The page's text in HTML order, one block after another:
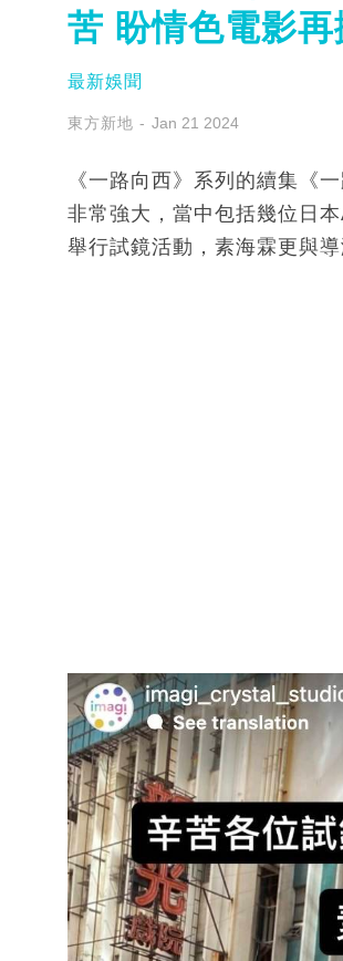
苦 盼情色電影再
最新娛聞
東方新地 Jan 21 2024
《一路向西》系列的續集《
非常強大，當中包括幾位日
舉行試鏡活動，素海霖更與